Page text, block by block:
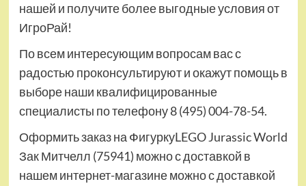
нашей и получите более выгодные условия от
ИгроРай!
По всем интересующим вопросам вас с
радостью проконсультируют и окажут помощь в
выборе наши квалифицированные
специалисты по телефону 8 (495) 004-78-54.
Оформить заказ на ФигуркуLEGO Jurassic World
Зак Митчелл (75941) можно с доставкой в
нашем интернет-магазине можно с доставкой